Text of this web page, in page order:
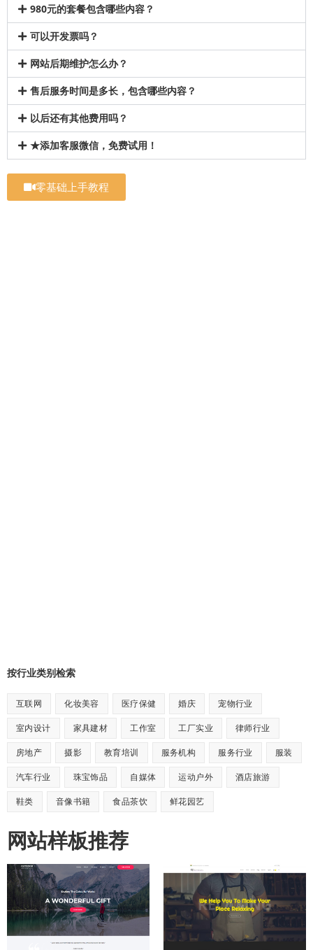
980元的套餐包含哪些内容？
可以开发票吗？
网站后期维护怎么办？
售后服务时间是多长，包含哪些内容？
以后还有其他费用吗？
★添加客服微信，免费试用！
零基础上手教程
按行业类别检索
互联网 化妆美容 医疗保健 婚庆 宠物行业
室内设计 家具建材 工作室 工厂实业 律师行业
房地产 摄影 教育培训 服务机构 服务行业 服装
汽车行业 珠宝饰品 自媒体 运动户外 酒店旅游
鞋类 音像书籍 食品茶饮 鲜花园艺
网站样板推荐